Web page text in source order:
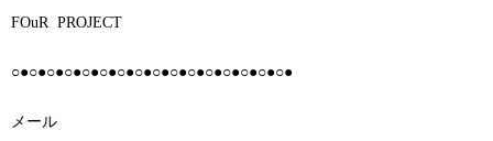
FOuR PROJECT
○●○●○●○●○●○●○●○●○●○●○●○●○●○●○●○●
メール